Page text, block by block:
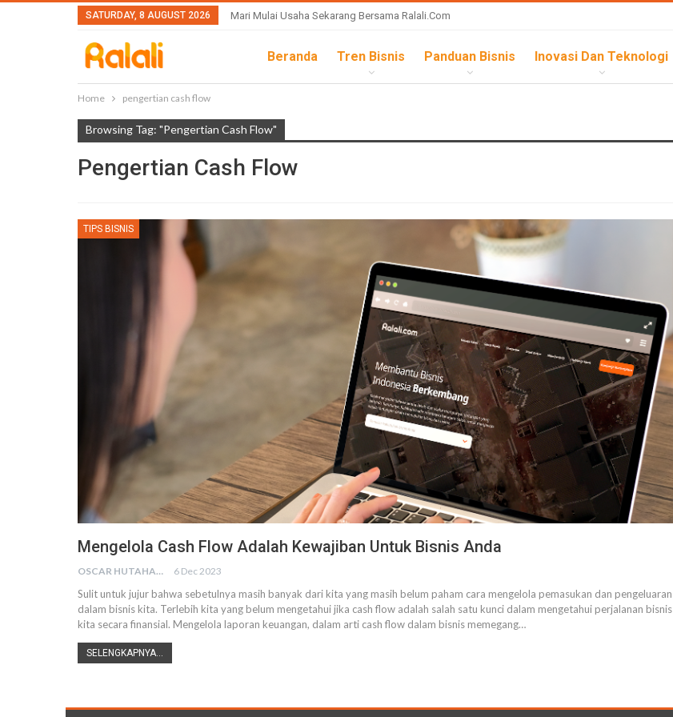
SATURDAY, 8 AUGUST 2026 Mari Mulai Usaha Sekarang Bersama Ralali.com
Beranda Tren Bisnis Panduan Bisnis Inovasi Dan Teknologi
Home pengertian cash flow
Browsing Tag: "pengertian Cash Flow"
Pengertian Cash Flow
TIPS BISNIS
Mengelola Cash Flow Adalah Kewajiban Untuk Bisnis Anda
OSCAR HUTAHAEAN 6 Dec 2023
Sulit untuk jujur bahwa sebetulnya masih banyak dari kita yang masih belum paham cara mengelola pemasukan dan pengeluaran
dalam bisnis kita. Terlebih kita yang belum mengetahui jika cash flow adalah salah satu kunci dalam mengetahui perjalanan bisnis
kita secara finansial. Mengelola laporan keuangan, dalam arti cash flow dalam bisnis memegang…
SELENGKAPNYA...